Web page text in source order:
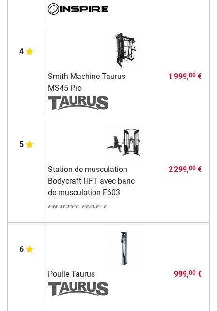
4
Smith Machine Taurus
MS45 Pro
1 999,00€
5
Station de musculation
Bodycraft HFT avec banc
de musculation F603
2 299,00€
6
Poulie Taurus 999,00€